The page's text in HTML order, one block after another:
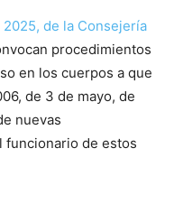
de la Consejería
procedimientos
en los cuerpos a que
de 3 de mayo, de
nuevas
funcionario de estos